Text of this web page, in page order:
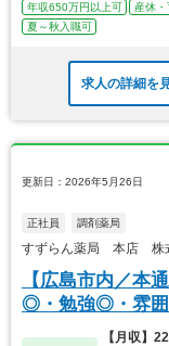
年収650万円以上可 産休
夏～秋入職可
求人の詳細を
更新日：2026年5月26日
正社員 調剤薬局
すずらん薬局 本店 株
【広島市内／本
◎・勉強◎・雰
【月収】